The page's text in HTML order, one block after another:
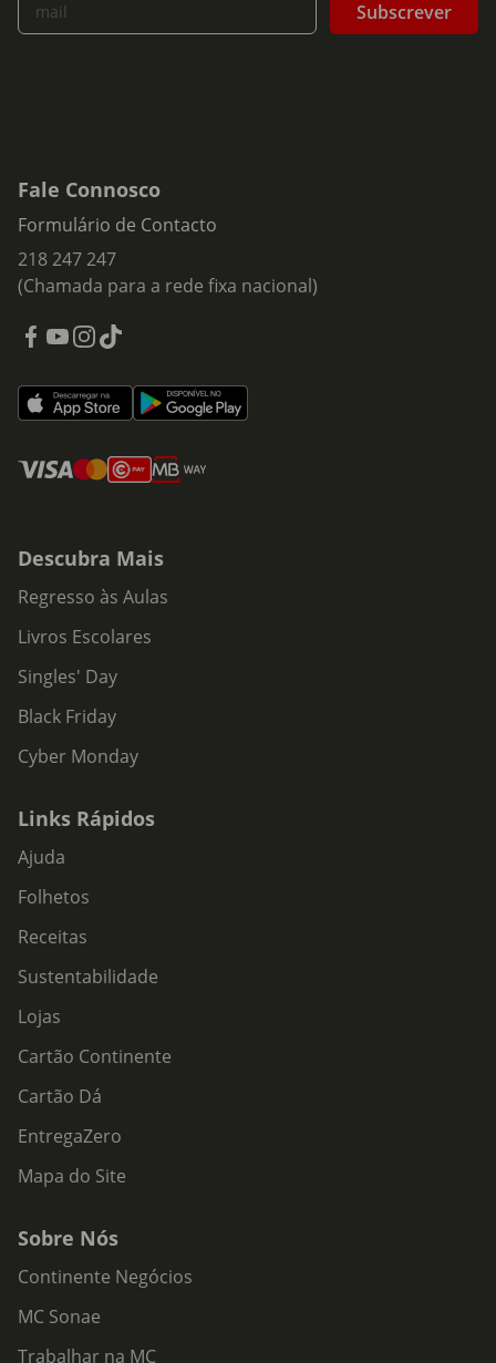
mail
Subscrever
Fale Connosco
Formulário de Contacto
218 247 247
(Chamada para a rede fixa nacional)
Descubra Mais
Regresso às Aulas
Livros Escolares
Singles' Day
Black Friday
Cyber Monday
Links Rápidos
Ajuda
Folhetos
Receitas
Sustentabilidade
Lojas
Cartão Continente
Cartão Dá
EntregaZero
Mapa do Site
Sobre Nós
Continente Negócios
MC Sonae
Trabalhar na MC